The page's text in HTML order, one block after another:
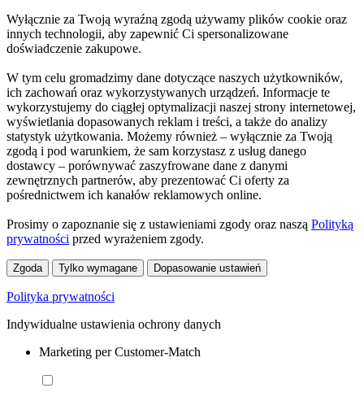
Wyłącznie za Twoją wyraźną zgodą używamy plików cookie oraz
innych technologii, aby zapewnić Ci spersonalizowane
doświadczenie zakupowe.
W tym celu gromadzimy dane dotyczące naszych użytkowników,
ich zachowań oraz wykorzystywanych urządzeń. Informacje te
wykorzystujemy do ciągłej optymalizacji naszej strony internetowej,
wyświetlania dopasowanych reklam i treści, a także do analizy
statystyk użytkowania. Możemy również – wyłącznie za Twoją
zgodą i pod warunkiem, że sam korzystasz z usług danego
dostawcy – porównywać zaszyfrowane dane z danymi
zewnętrznych partnerów, aby prezentować Ci oferty za
pośrednictwem ich kanałów reklamowych online.
Prosimy o zapoznanie się z ustawieniami zgody oraz naszą Polityką
prywatności przed wyrażeniem zgody.
Zgoda Tylko wymagane Dopasowanie ustawień
Polityka prywatności
Indywidualne ustawienia ochrony danych
Marketing per Customer-Match